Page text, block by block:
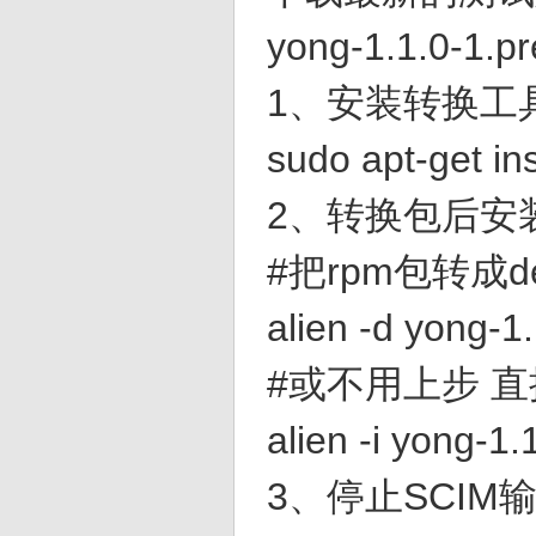
yong-1.1.0-
1、安装转换工
sudo apt-get
2、转换包后安
#把rpm包转成
alien -d yong-
#或不用上步
alien -i yong-
3、停止SCIM